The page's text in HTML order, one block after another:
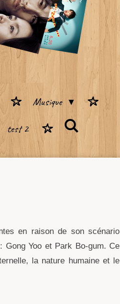
Musique
test 2
en raison de son scénario
Yoo et Park Bo-gum. Ce
la nature humaine et le